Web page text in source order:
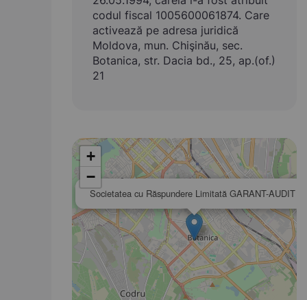
codul fiscal 1005600061874. Care
activează pe adresa juridică
Moldova, mun. Chişinău, sec.
Botanica, str. Dacia bd., 25, ap.(of.)
21
Societatea cu Răspundere Limitată GARANT-AUDIT
+
−